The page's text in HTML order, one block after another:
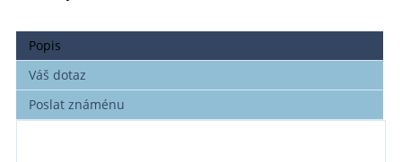
Popis
Váš dotaz
Poslat známénu